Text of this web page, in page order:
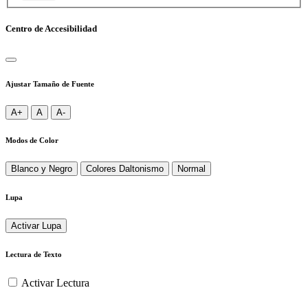
Centro de Accesibilidad
Ajustar Tamaño de Fuente
A+ A A-
Modos de Color
Blanco y Negro Colores Daltonismo Normal
Lupa
Activar Lupa
Lectura de Texto
Activar Lectura